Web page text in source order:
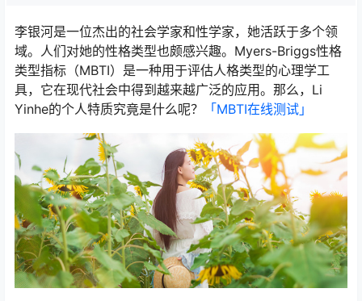
李银河是一位杰出的社会学家和性学家，她活跃于多个领
域。人们对她的性格类型也颇感兴趣。Myers-Briggs性格
类型指标（MBTI）是一种用于评估人格类型的心理学工
具，它在现代社会中得到越来越广泛的应用。那么，Li
Yinhe的个人特质究竟是什么呢？
「MBTI在线测试​」